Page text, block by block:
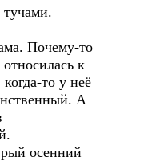
тучами.
Почему-то
к
то у неё
А
осенний